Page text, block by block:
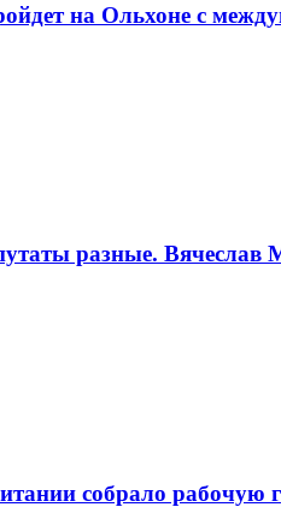
на Ольхоне с
разные. Вячеслав
собрало